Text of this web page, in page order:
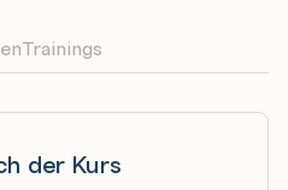
der Kurs
Trainings